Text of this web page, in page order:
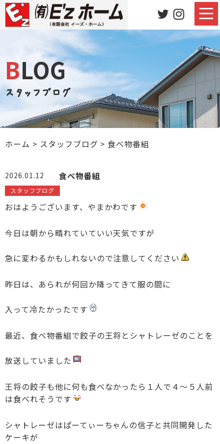
BLOG
スタッフブログ
ホーム > スタッフブログ >食べ物番組
2026.01.12 食べ物番組
スタッフブログ
おはようございます、やまかわです
今日は朝から晴れていていい天気ですが
急に変わるかもしれないので注意してください
昨日は、あられが何回か降ってきて服の間に
入って冷たかったです
最近、食べ物番組で餃子の王将とシャトレーゼのことを
放送していました
王将の餃子も他に何も食べなかったら１人で４～５人前
は食べれそうです
シャトレーゼはぱーてぃーちゃんの信子と共同開発した
ケーキが